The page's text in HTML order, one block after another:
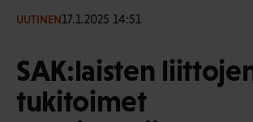
UUTINEN17.1.2025 14:51
SAK:laisten
tukitoimet